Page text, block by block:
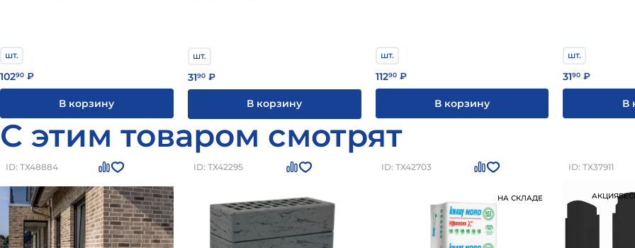
шт.
10290 ₽
В корзину
шт.
3190₽
В корзину
шт.
11290₽
В корзину
шт.
3190 ₽
В
С этим товаром смотрят
ID: ТХ48884 ID: ТХ42295 ID: ТХ42703
НА СКЛАДЕ
ID: ТХ37911
АКЦИЯ